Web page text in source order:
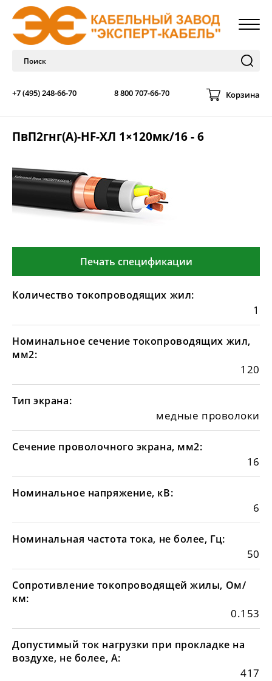
+7 (495) 248-66-70 8 800 707-66-70 Корзина
ПвП2гнг(А)-HF-ХЛ 1×120мк/16 - 6
Печать спецификации
Количество токопроводящих жил:
1
Номинальное сечение токопроводящих жил,
мм2:
120
Тип экрана:
медные проволоки
Сечение проволочного экрана, мм2:
16
Номинальное напряжение, кВ:
6
Номинальная частота тока, не более, Гц:
50
Сопротивление токопроводящей жилы, Ом/
км:
0.153
Допустимый ток нагрузки при прокладке на
воздухе, не более, А:
417